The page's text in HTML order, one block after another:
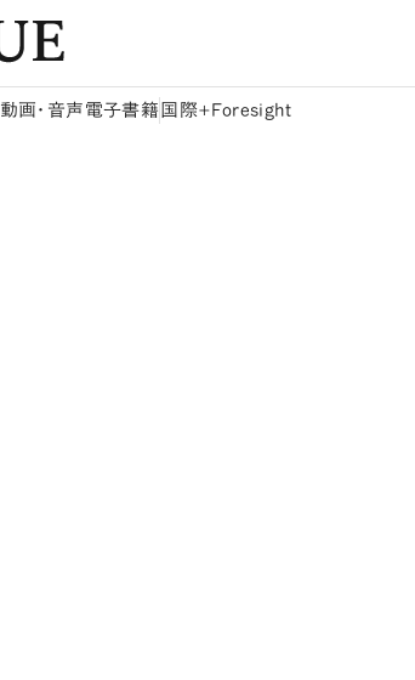
動画・音声 電子書籍 国際+Foresight